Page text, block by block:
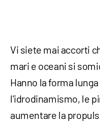
Vi siete mai accorti
mari e oceani si
Hanno la forma
l'idrodinamismo, le
aumentare la